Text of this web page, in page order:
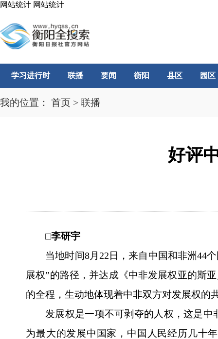
网站统计 网站统计
学习进行时 联播 要闻 衡阳 县区 园区
我的位置： 首页 > 联播
好评
□李研宇
当地时间8月22日，来自中国和非洲44
展权”的路径，并达成《中非发展权亚的斯
的全程，生动地体现着中非双方对发展权的
发展权是一项不可剥夺的人权，这是
为最大的发展中国家，中国人民经历几十